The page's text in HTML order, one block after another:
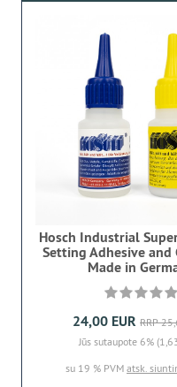
Hosch Industrial
Setting Adhesive and
Made in
24,00 EUR RRP
Jūs sutaupote 6%
su 19 % PVM atsk.